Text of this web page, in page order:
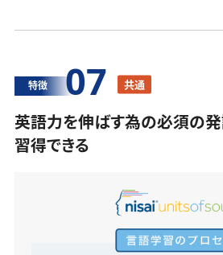
特徴 07 共通
英語力を伸ばす為の必須の発
習得できる